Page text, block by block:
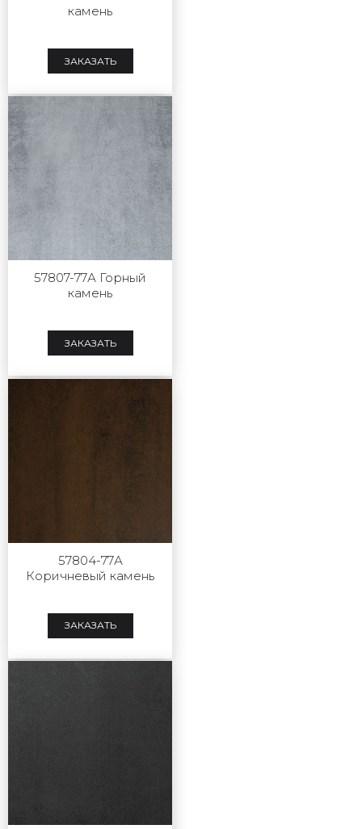
камень
ЗАКАЗАТЬ
57807-77А Горный
камень
ЗАКАЗАТЬ
57804-77А
Коричневый камень
ЗАКАЗАТЬ